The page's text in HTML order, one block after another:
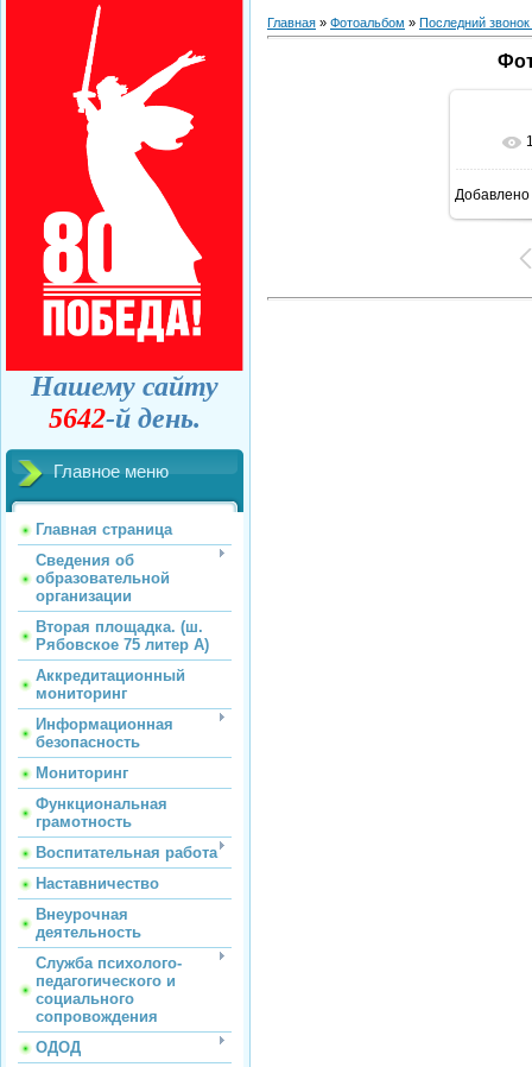
Нашему сайту
5642-й день.
Главное меню
Главная страница
Сведения об
образовательной
организации
Вторая площадка. (ш.
Рябовское 75 литер А)
Аккредитационный
мониторинг
Информационная
безопасность
Мониторинг
Функциональная
грамотность
Воспитательная работа
Наставничество
Внеурочная
деятельность
Служба психолого-
педагогического и
социального
сопровождения
ОДОД
Главная » Фотоальбом » Последний
Добавлено